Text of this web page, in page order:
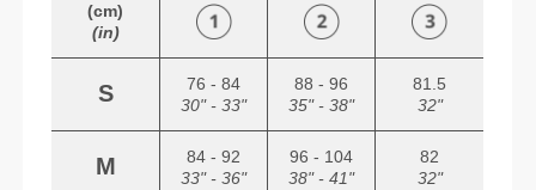
(cm)
(in)
S
76 - 84
30" - 33"
88 - 96
35" - 38"
81.5
32"
M
84 - 92
33" - 36"
96 - 104
38" - 41"
82
32"